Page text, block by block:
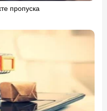
пропуска